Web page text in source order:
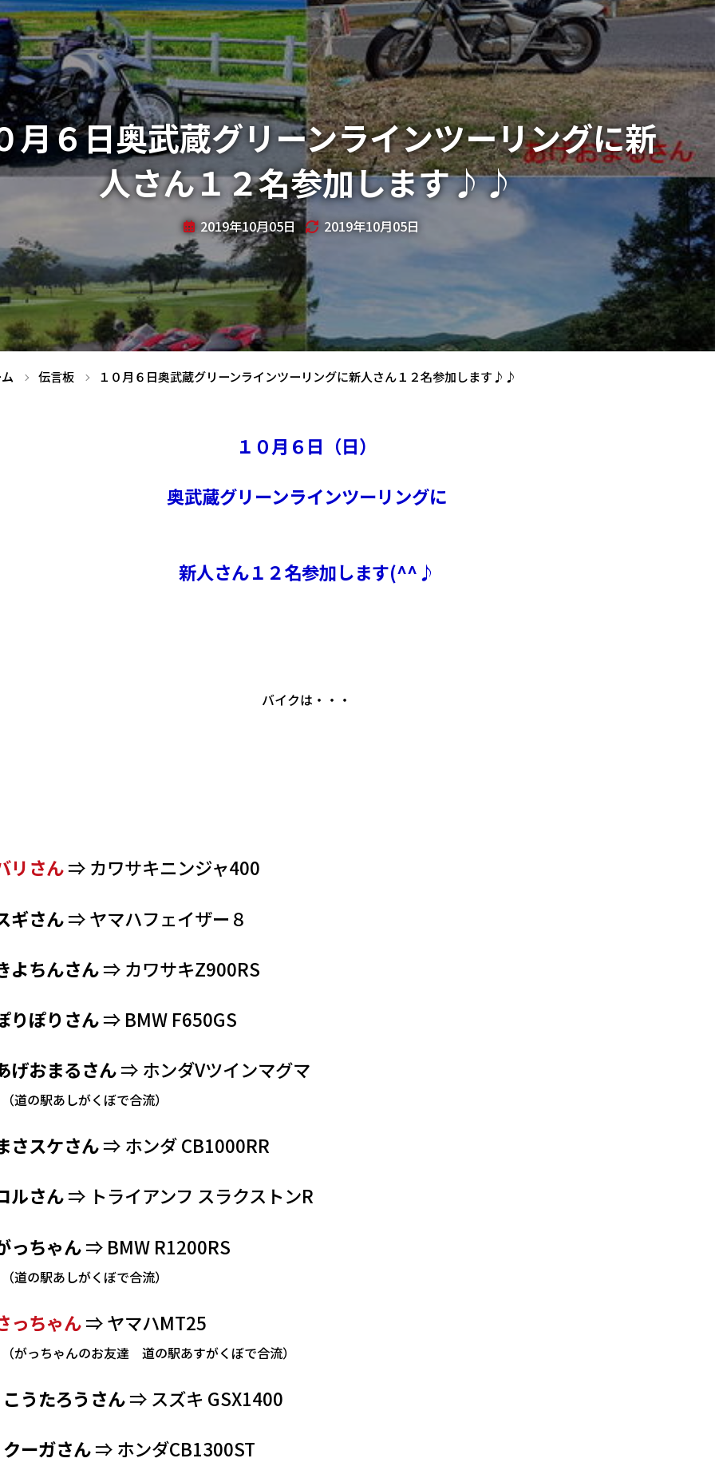
月６日奥武蔵グリーンラインツーリングに新
人さん１２名参加します♪♪
2019年10月05日 2019年10月05日
伝言板 １０月６日奥武蔵グリーンラインツーリングに新人さん１２名参加します♪♪
１０月６日（日）
奥武蔵グリーンラインツーリングに
新人さん１２名参加します(^^♪
バイクは・・・
リさん⇒ カワサキニンジャ400
ギさん⇒ ヤマハフェイザー８
よちんさん⇒ カワサキZ900RS
りぽりさん⇒ BMW F650GS
げおまるさん⇒ ホンダVツインマグマ
駅あしがくぼで合流）
さスケさん⇒ ホンダ CB1000RR
ルさん⇒ トライアンフ スラクストンR
っちゃん⇒ BMW R1200RS
駅あしがくぼで合流）
っちゃん⇒ ヤマハMT25
ちゃんのお友達 道の駅あすがくぼで合流）
こうたろうさん⇒ スズキ GSX1400
クーガさん⇒ ホンダCB1300ST